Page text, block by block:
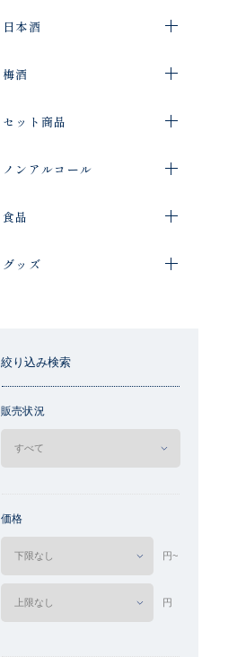
日本酒
梅酒
セット商品
ノンアルコール
食品
グッズ
絞り込み検索
販売状況
価格
円~
円